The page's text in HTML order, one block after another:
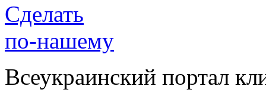
Сделать
по-нашему
Всеукраинский портал